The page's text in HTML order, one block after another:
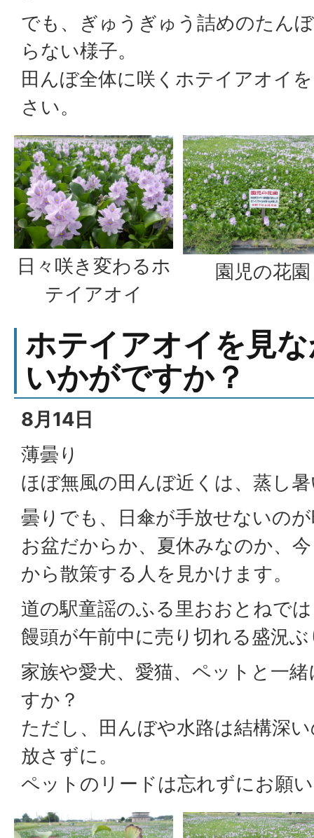
でも、ぎゅうぎゅう詰めのたん
らない様子。
田んぼ全体に咲くホテイアオイ
さい。
日々咲き変わるホ
テイアオイ
園児の花園
ホテイアオイを見
いかがですか？
8月14日
薄曇り
ほぼ無風の田んぼ近くは、蒸し
曇りでも、日傘が手放せないの
お盆だからか、夏休みなのか、
から散策する人を見かけます。
道の駅童謡のふる里おおとねで
饅頭が午前中に売り切れる盛況
家族や愛犬、愛猫、ペットと一
すか？
ただし、田んぼや水路は結構深
放さずに。
ペットのリードは忘れずにお願